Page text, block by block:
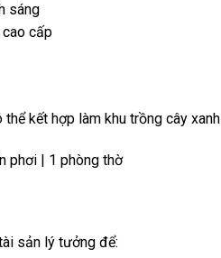
sáng
cấp
kết hợp làm khu trồng cây xanh
phơi | 1 phòng thờ
sản lý tưởng để: